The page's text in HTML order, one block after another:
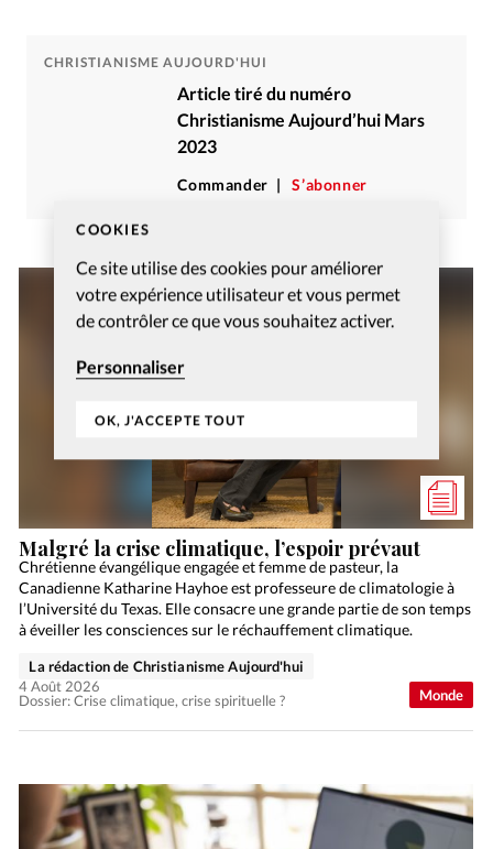
COOKIES
Ce site utilise des cookies pour améliorer
votre expérience utilisateur et vous permet
de contrôler ce que vous souhaitez activer.
Personnaliser
OK, J'ACCEPTE TOUT
CHRISTIANISME AUJOURD'HUI
Article tiré du numéro
Christianisme Aujourd’hui Mars
2023
Commander S’abonner
Monde
Malgré la crise climatique, l’espoir prévaut
Chrétienne évangélique engagée et femme de pasteur, la
Canadienne Katharine Hayhoe est professeure de climatologie à
l’Université du Texas. Elle consacre une grande partie de son temps
à éveiller les consciences sur le réchauffement climatique.
Dossier: Crise climatique, crise spirituelle ?
La rédaction de Christianisme Aujourd'hui
4 Août 2026